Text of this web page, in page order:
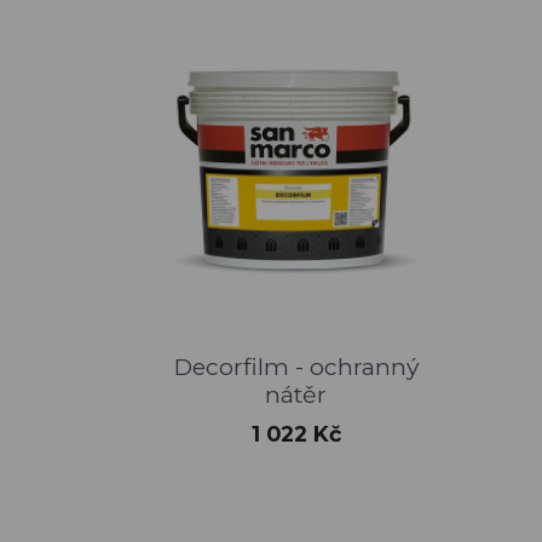
Rychlý náhled
Decorfilm - ochranný
nátěr
Cena
1 022 Kč